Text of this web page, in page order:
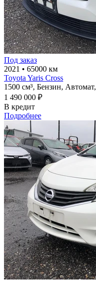
Под заказ
2021 • 65000 км
Toyota Yaris Cross
1500 см³, Бензин, Автомат,
1 490 000 ₽
В кредит
Подробнее